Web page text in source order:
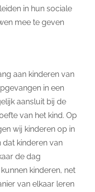
in hun sociale
mee te geven
aan kinderen van
in een
aansluit bij de
van het kind. Op
wij kinderen op in
kinderen van
de dag
kinderen, net
van elkaar leren